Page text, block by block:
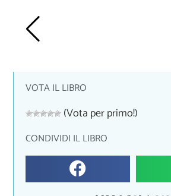
VOTA IL LIBRO
(Vota per primo!)
CONDIVIDI IL LIBRO